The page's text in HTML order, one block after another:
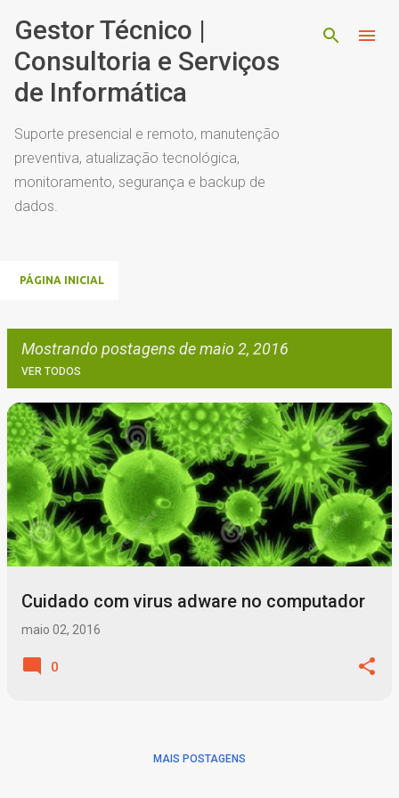
Pular para o conteúdo principal
Gestor Técnico |
Consultoria e Serviços
de Informática
Suporte presencial e remoto, manutenção
preventiva, atualização tecnológica,
monitoramento, segurança e backup de
dados.
PÁGINA INICIAL
Mostrando postagens de maio 2, 2016
VER TODOS
P
o
s
t
a
Cuidado com virus adware no computador
maio 02, 2016
0
MAIS POSTAGENS